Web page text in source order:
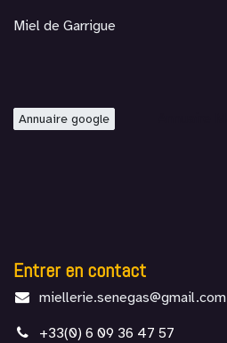
Miel de Garrigue
Annuaire google
Entrer en contact
miellerie.senegas@gmail.com
+33(0) 6 09 36 47 57